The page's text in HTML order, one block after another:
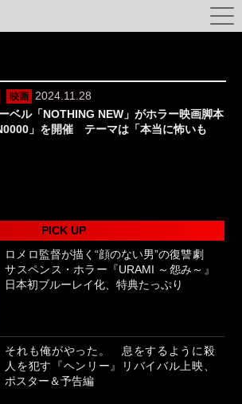
映画
2024.11.28
ベル「NOTHING NEW」がホラー映画脚本
」を開催 テーマは「本当に怖いも
PICK UP
ロメロ監督が描く“顔のない男”の復讐劇
サスペンス・ホラー『URAMI ～怨み～』
日本初ブルーレイ化、特典たっぷり
それも俺がやった。 息をするように殺
人を犯す『ヘンリー』リバイバル上映、
ポスター＆予告編